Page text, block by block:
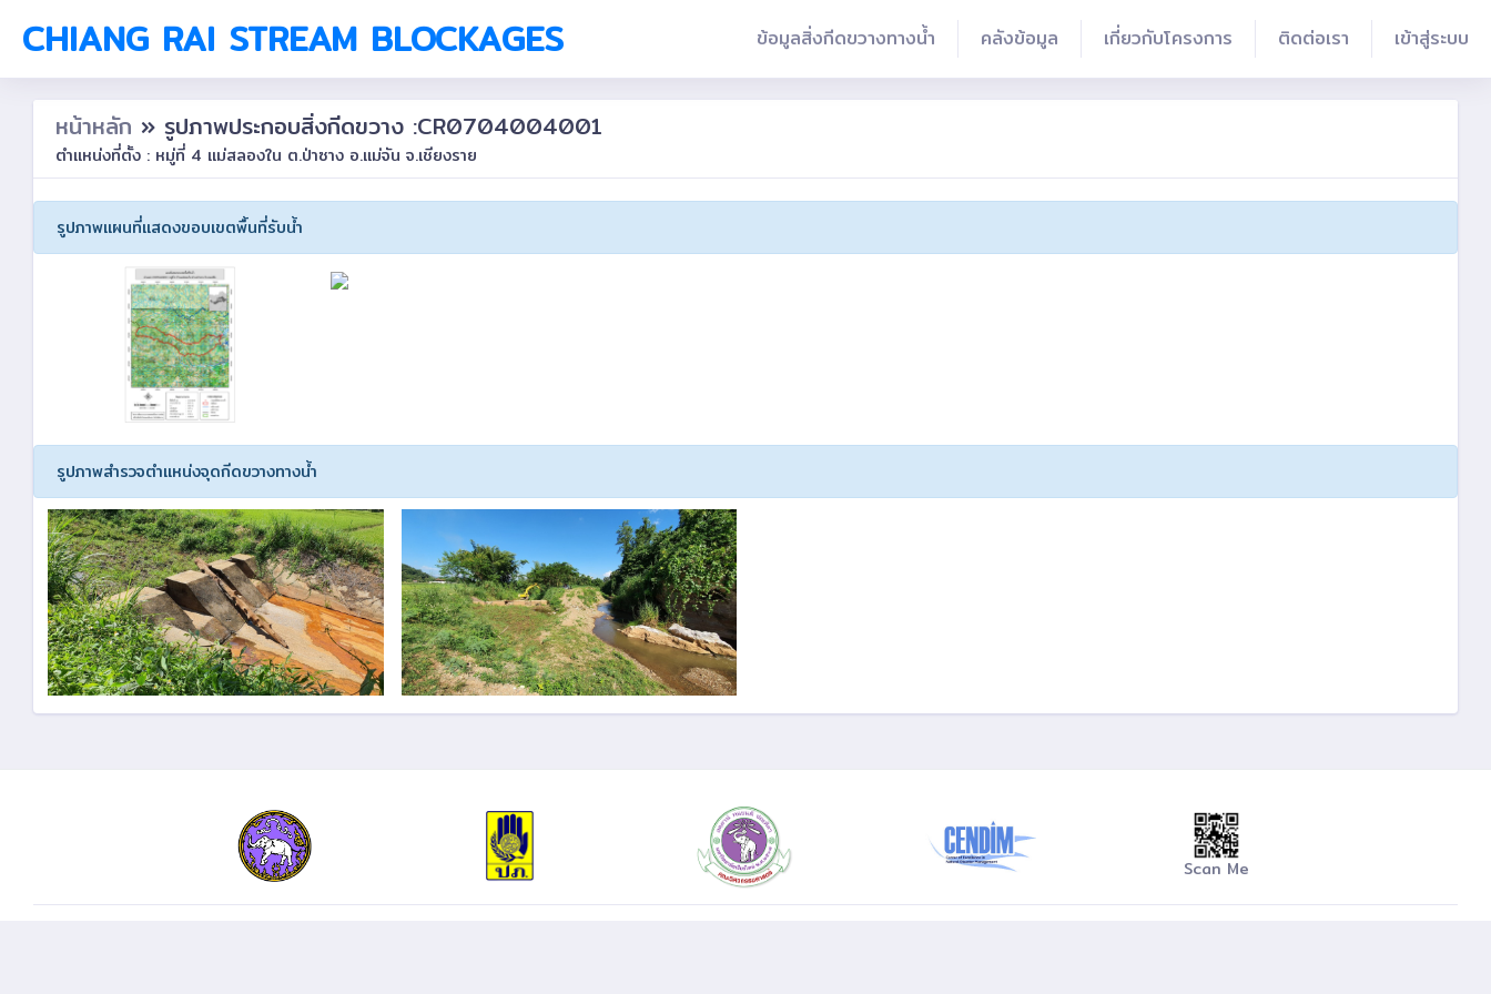
CHIANG RAI STREAM BLOCKAGES ข้อมูลสิ่งกีดขวางทางน้ำ คลังข้อมูล เกี่ยวกับโครงการ ติดต่อเรา เข้าสู่ระบบ
หน้าหลัก » รูปภาพประกอบสิ่งกีดขวาง :CR0704004001
ตำแหน่งที่ตั้ง : หมู่ที่ 4 แม่สลองใน ต.ป่าซาง อ.แม่จัน จ.เชียงราย
รูปภาพแผนที่แสดงขอบเขตพื้นที่รับน้ำ
รูปภาพสำรวจตำแหน่งจุดกีดขวางทางน้ำ
Scan Me